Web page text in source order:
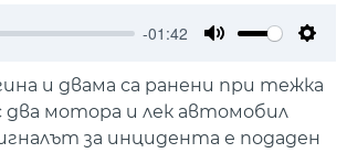
-01:42
и двама са ранени при тежка
мотора и лек автомобил
за инцидента е подаден